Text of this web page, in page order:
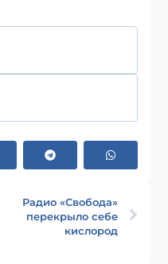
Радио «Свобода»
перекрыло себе
кислород